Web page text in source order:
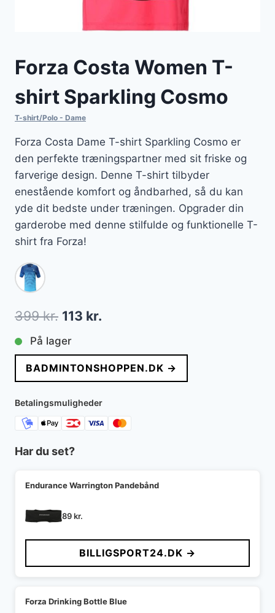
Forza Costa Women T-
shirt Sparkling Cosmo
T-shirt/Polo - Dame
Forza Costa Dame T-shirt Sparkling Cosmo er
den perfekte træningspartner med sit friske og
farverige design. Denne T-shirt tilbyder
enestående komfort og åndbarhed, så du kan
yde dit bedste under træningen. Opgrader din
garderobe med denne stilfulde og funktionelle T-
shirt fra Forza!
399kr. Den
oprindelige
pris
var:
399 kr..
113 kr.
pris
er:
113 kr..
På lager
BADMINTONSHOPPEN.DK →
Betalingsmuligheder
Har du set?
Endurance Warrington Pandebånd
89kr.
BILLIGSPORT24.DK →
Forza Drinking Bottle Blue